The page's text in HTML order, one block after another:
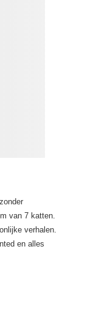
van 7 katten.
verhalen.
en alles